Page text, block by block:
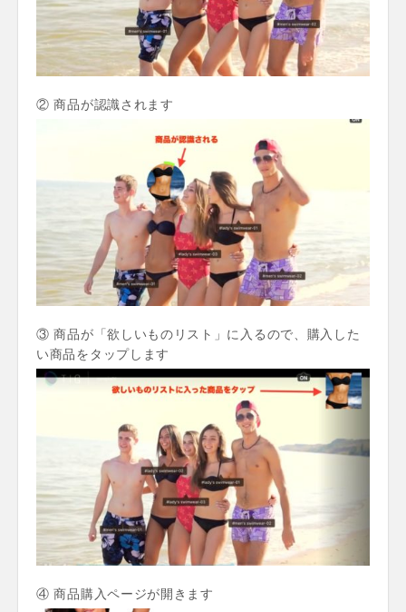
② 商品が認識されます
③ 商品が「欲しいものリスト」に入るので、購入した
い商品をタップします
④ 商品購入ページが開きます